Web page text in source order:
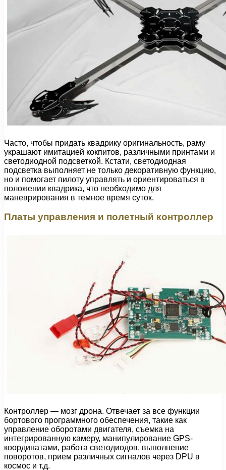
Часто, чтобы придать квадрику оригинальность, раму
украшают имитацией кокпитов, различными принтами и
светодиодной подсветкой. Кстати, светодиодная
подсветка выполняет не только декоративную функцию,
но и помогает пилоту управлять и ориентироваться в
положении квадрика, что необходимо для
маневрирования в темное время суток.
Платы управления и полетный контроллер
Контроллер — мозг дрона. Отвечает за все функции
бортового программного обеспечения, такие как
управление оборотами двигателя, съемка на
интегрированную камеру, манипулирование GPS-
координатами, работа светодиодов, выполнение
поворотов, прием различных сигналов через DPU в
космос и т.д.